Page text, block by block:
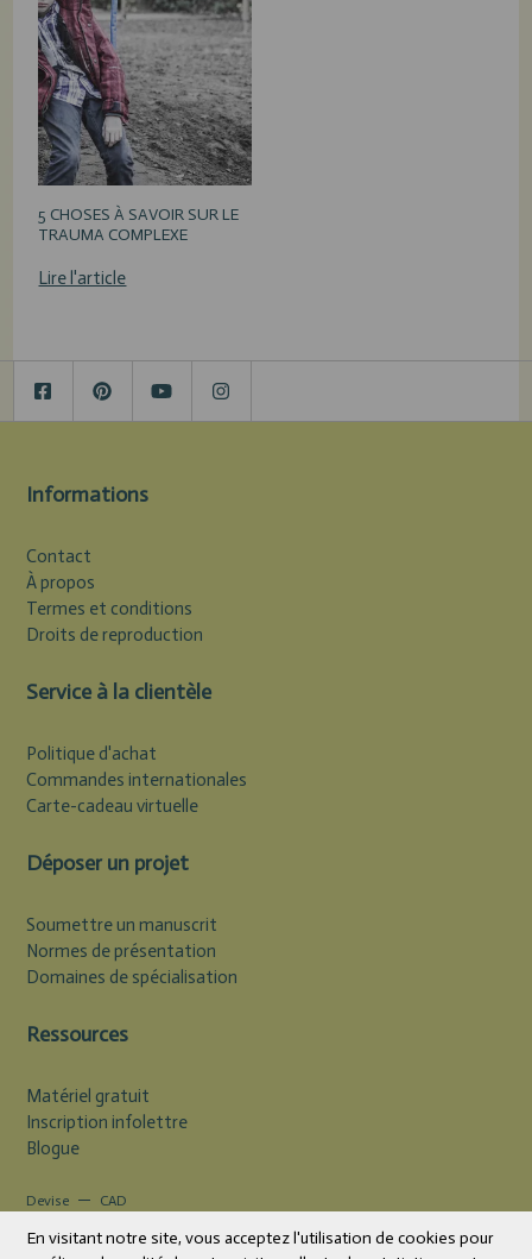
5 CHOSES À SAVOIR SUR LE
TRAUMA COMPLEXE
Lire l'article
Informations
Contact
À propos
Termes et conditions
Droits de reproduction
Service à la clientèle
Politique d'achat
Commandes internationales
Carte-cadeau virtuelle
Déposer un projet
Soumettre un manuscrit
Normes de présentation
Domaines de spécialisation
Ressources
Matériel gratuit
Inscription infolettre
Blogue
Devise CAD
En visitant notre site, vous acceptez l'utilisation de cookies pour